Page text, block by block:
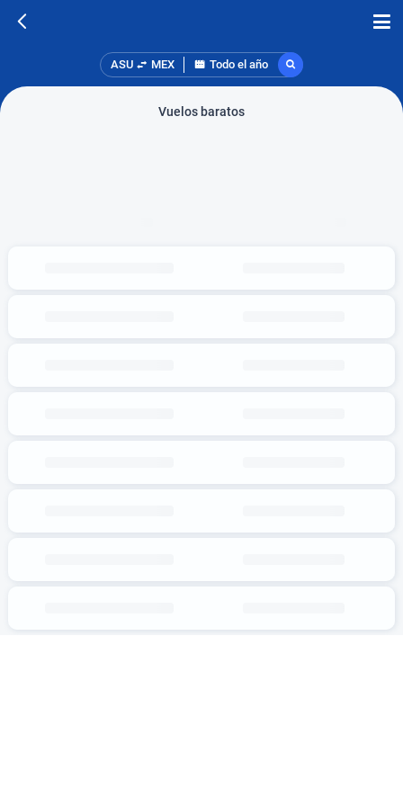
ASU MEX Todo el año
Vuelos baratos